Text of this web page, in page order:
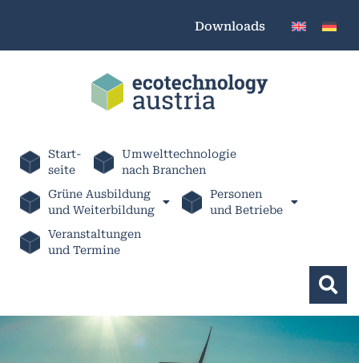
Downloads
Start-
seite
Umwelttechnologie
nach Branchen
Grüne Ausbildung
und Weiterbildung
Personen
und Betriebe
Veranstaltungen
und Termine